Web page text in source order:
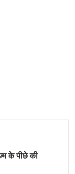
के पीछे की